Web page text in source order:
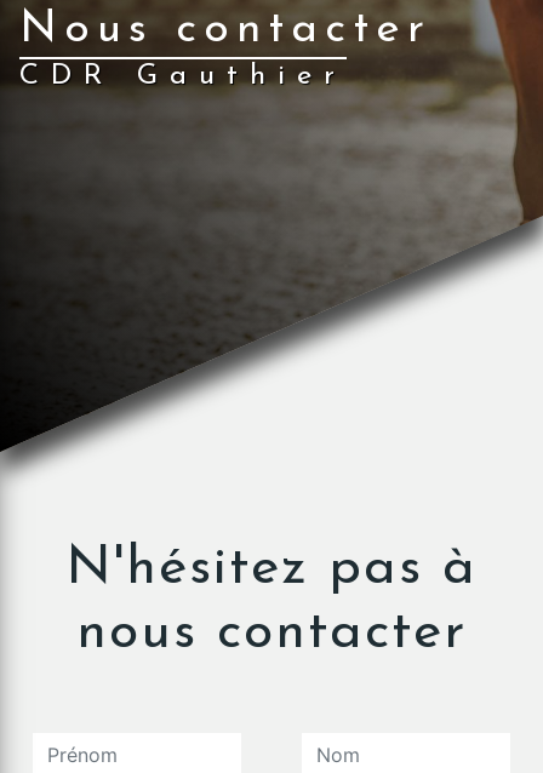
Nous contacter
CDR Gauthier
N'hésitez pas à
nous contacter